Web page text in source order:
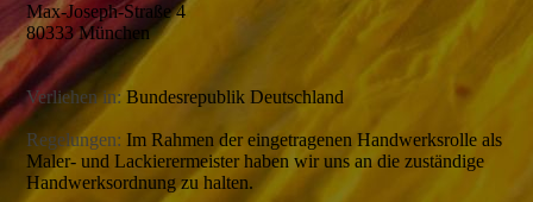
Max-Joseph-Straße 4
80333 München
Verliehen in:Bundesrepublik Deutschland
Regelungen:Im Rahmen der eingetragenen Handwerksrolle als
Maler- und Lackierermeister haben wir uns an die zuständige
Handwerksordnung zu halten.